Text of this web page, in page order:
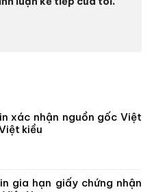
xác nhận nguồn gốc Việt
kiều
gia hạn giấy chứng nhận